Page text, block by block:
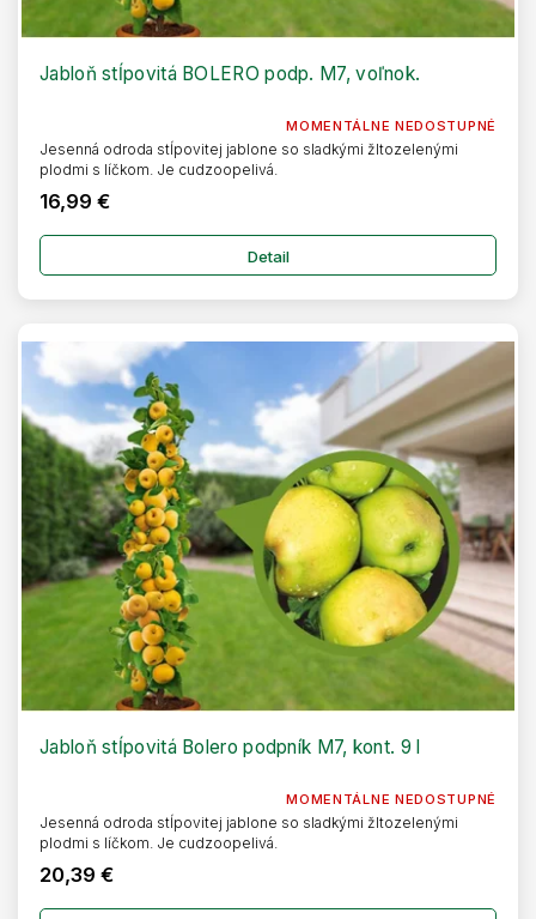
Jabloň stĺpovitá BOLERO podp. M7, voľnok.
MOMENTÁLNE NEDOSTUPNÉ
16,99 €
Detail
Jesenná odroda stĺpovitej jablone so sladkými žltozelenými
plodmi s líčkom. Je cudzoopelivá.
Jabloň stĺpovitá Bolero podpník M7, kont. 9 l
MOMENTÁLNE NEDOSTUPNÉ
20,39 €
Jesenná odroda stĺpovitej jablone so sladkými žltozelenými
plodmi s líčkom. Je cudzoopelivá.